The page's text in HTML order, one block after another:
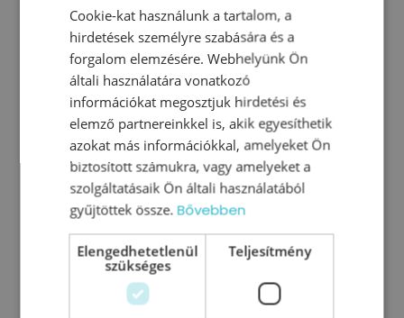
Vásárlási lehetőségek
Ezt a kurzust önállóan is megveheted, de a
TGVA tagsággal jobban jársz: kedvezőbben
jutsz hozzá, és további kurzusokat is elérsz.
Cookie-kat használunk a tartalom, a
hirdetések személyre szabására és a
forgalom elemzésére. Webhelyünk Ön
általi használatára vonatkozó
információkat megosztjuk hirdetési és
elemző partnereinkkel is, akik egyesíthetik
azokat más információkkal, amelyeket Ön
biztosított számukra, vagy amelyeket a
szolgáltatásaik Ön általi használatából
gyűjtöttek össze.Bővebben
Elengedhetetlenül
szükséges
Teljesítmény